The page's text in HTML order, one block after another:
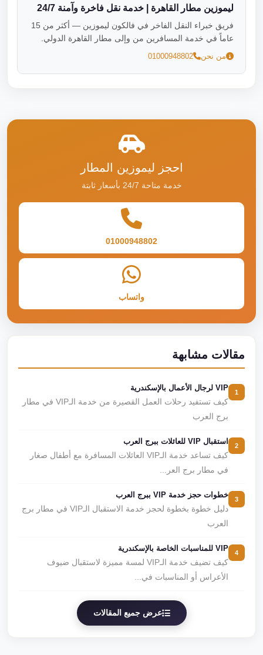
ليموزين مطار القاهرة | خدمة نقل فاخرة وآمنة 24/7
فريق خبراء النقل الفاخر في فالكون ليموزين — أكثر من 15
عاماً في خدمة المسافرين من وإلى مطار القاهرة الدولي.
من نحن 01000948802
احجز ليموزين المطار
خدمة متاحة 24/7 بأسعار ثابتة
01000948802
واتساب
مقالات مشابهة
VIP لرجال الأعمال بالإسكندرية
كيف تستفيد رحلات العمل القصيرة من خدمة الـVIP في مطار
برج العرب
استقبال VIP للعائلات ببرج العرب
كيف تساعد خدمة الـVIP العائلات المسافرة مع أطفال صغار
في مطار برج العر...
خطوات حجز خدمة VIP ببرج العرب
دليل خطوة بخطوة لحجز خدمة الاستقبال الـVIP في مطار برج
العرب
VIP للمناسبات الخاصة بالإسكندرية
كيف تضيف خدمة الـVIP لمسة مميزة لاستقبال ضيوف
الأعراس أو المناسبات في...
عرض جميع المقالات